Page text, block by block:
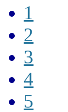
1
2
3
4
5